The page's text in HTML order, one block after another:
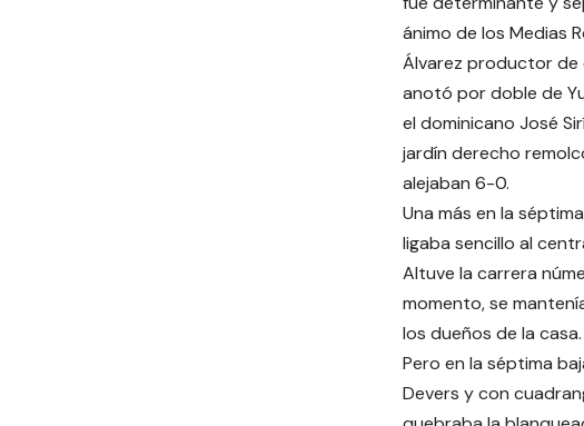
ánimo de los Medias
Álvarez productor de
anotó por doble de
el dominicano José
jardín derecho
alejaban 6-0.
Una más en la
ligaba sencillo al
Altuve la carrera
momento, se
los dueños de la casa.
Pero en la séptima
Devers y con